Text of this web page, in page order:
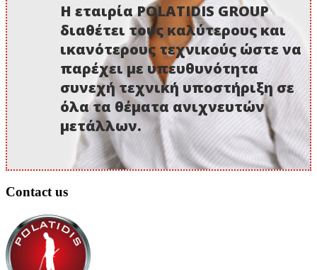
Η εταιρία POLATIDIS GROUP
διαθέτει τους καλύτερους και
ικανότερους τεχνικούς ώστε να
παρέχει με υπευθυνότητα
συνεχή τεχνική υποστήριξη σε
όλα τα θέματα ανιχνευτών
μετάλλων.
Contact us